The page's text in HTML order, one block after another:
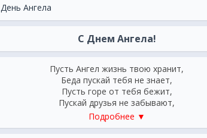
День Ангела
С Днем Ангела!
Пусть Ангел жизнь твою хранит,
Беда пускай тебя не знает,
Пусть горе от тебя бежит,
Пускай друзья не забывают,
Пусть радость,счастье и успех,
Удача, нежность, добрый смех,
Подробнее ▼